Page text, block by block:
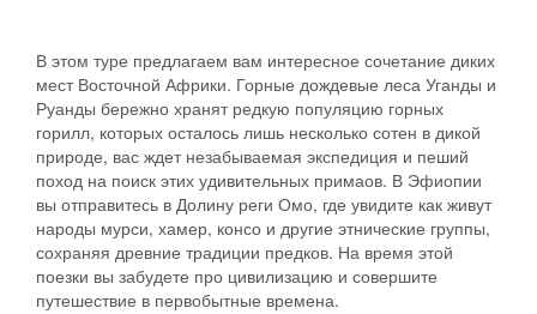
В этом туре предлагаем вам интересное сочетание диких
мест Восточной Африки. Горные дождевые леса Уганды и
Руанды бережно хранят редкую популяцию горных
горилл, которых осталось лишь несколько сотен в дикой
природе, вас ждет незабываемая экспедиция и пеший
поход на поиск этих удивительных примаов. В Эфиопии
вы отправитесь в Долину реги Омо, где увидите как живут
народы мурси, хамер, консо и другие этнические группы,
сохраняя древние традиции предков. На время этой
поезки вы забудете про цивилизацию и совершите
путешествие в первобытные времена.